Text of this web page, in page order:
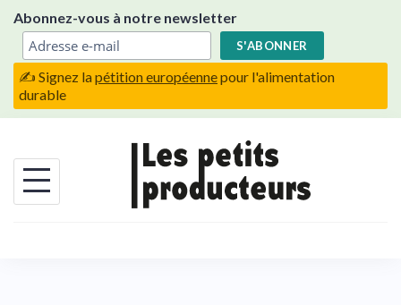
content
Abonnez-vous à notre newsletter
✍️ Signez lapétition européennepour l'alimentation
durable